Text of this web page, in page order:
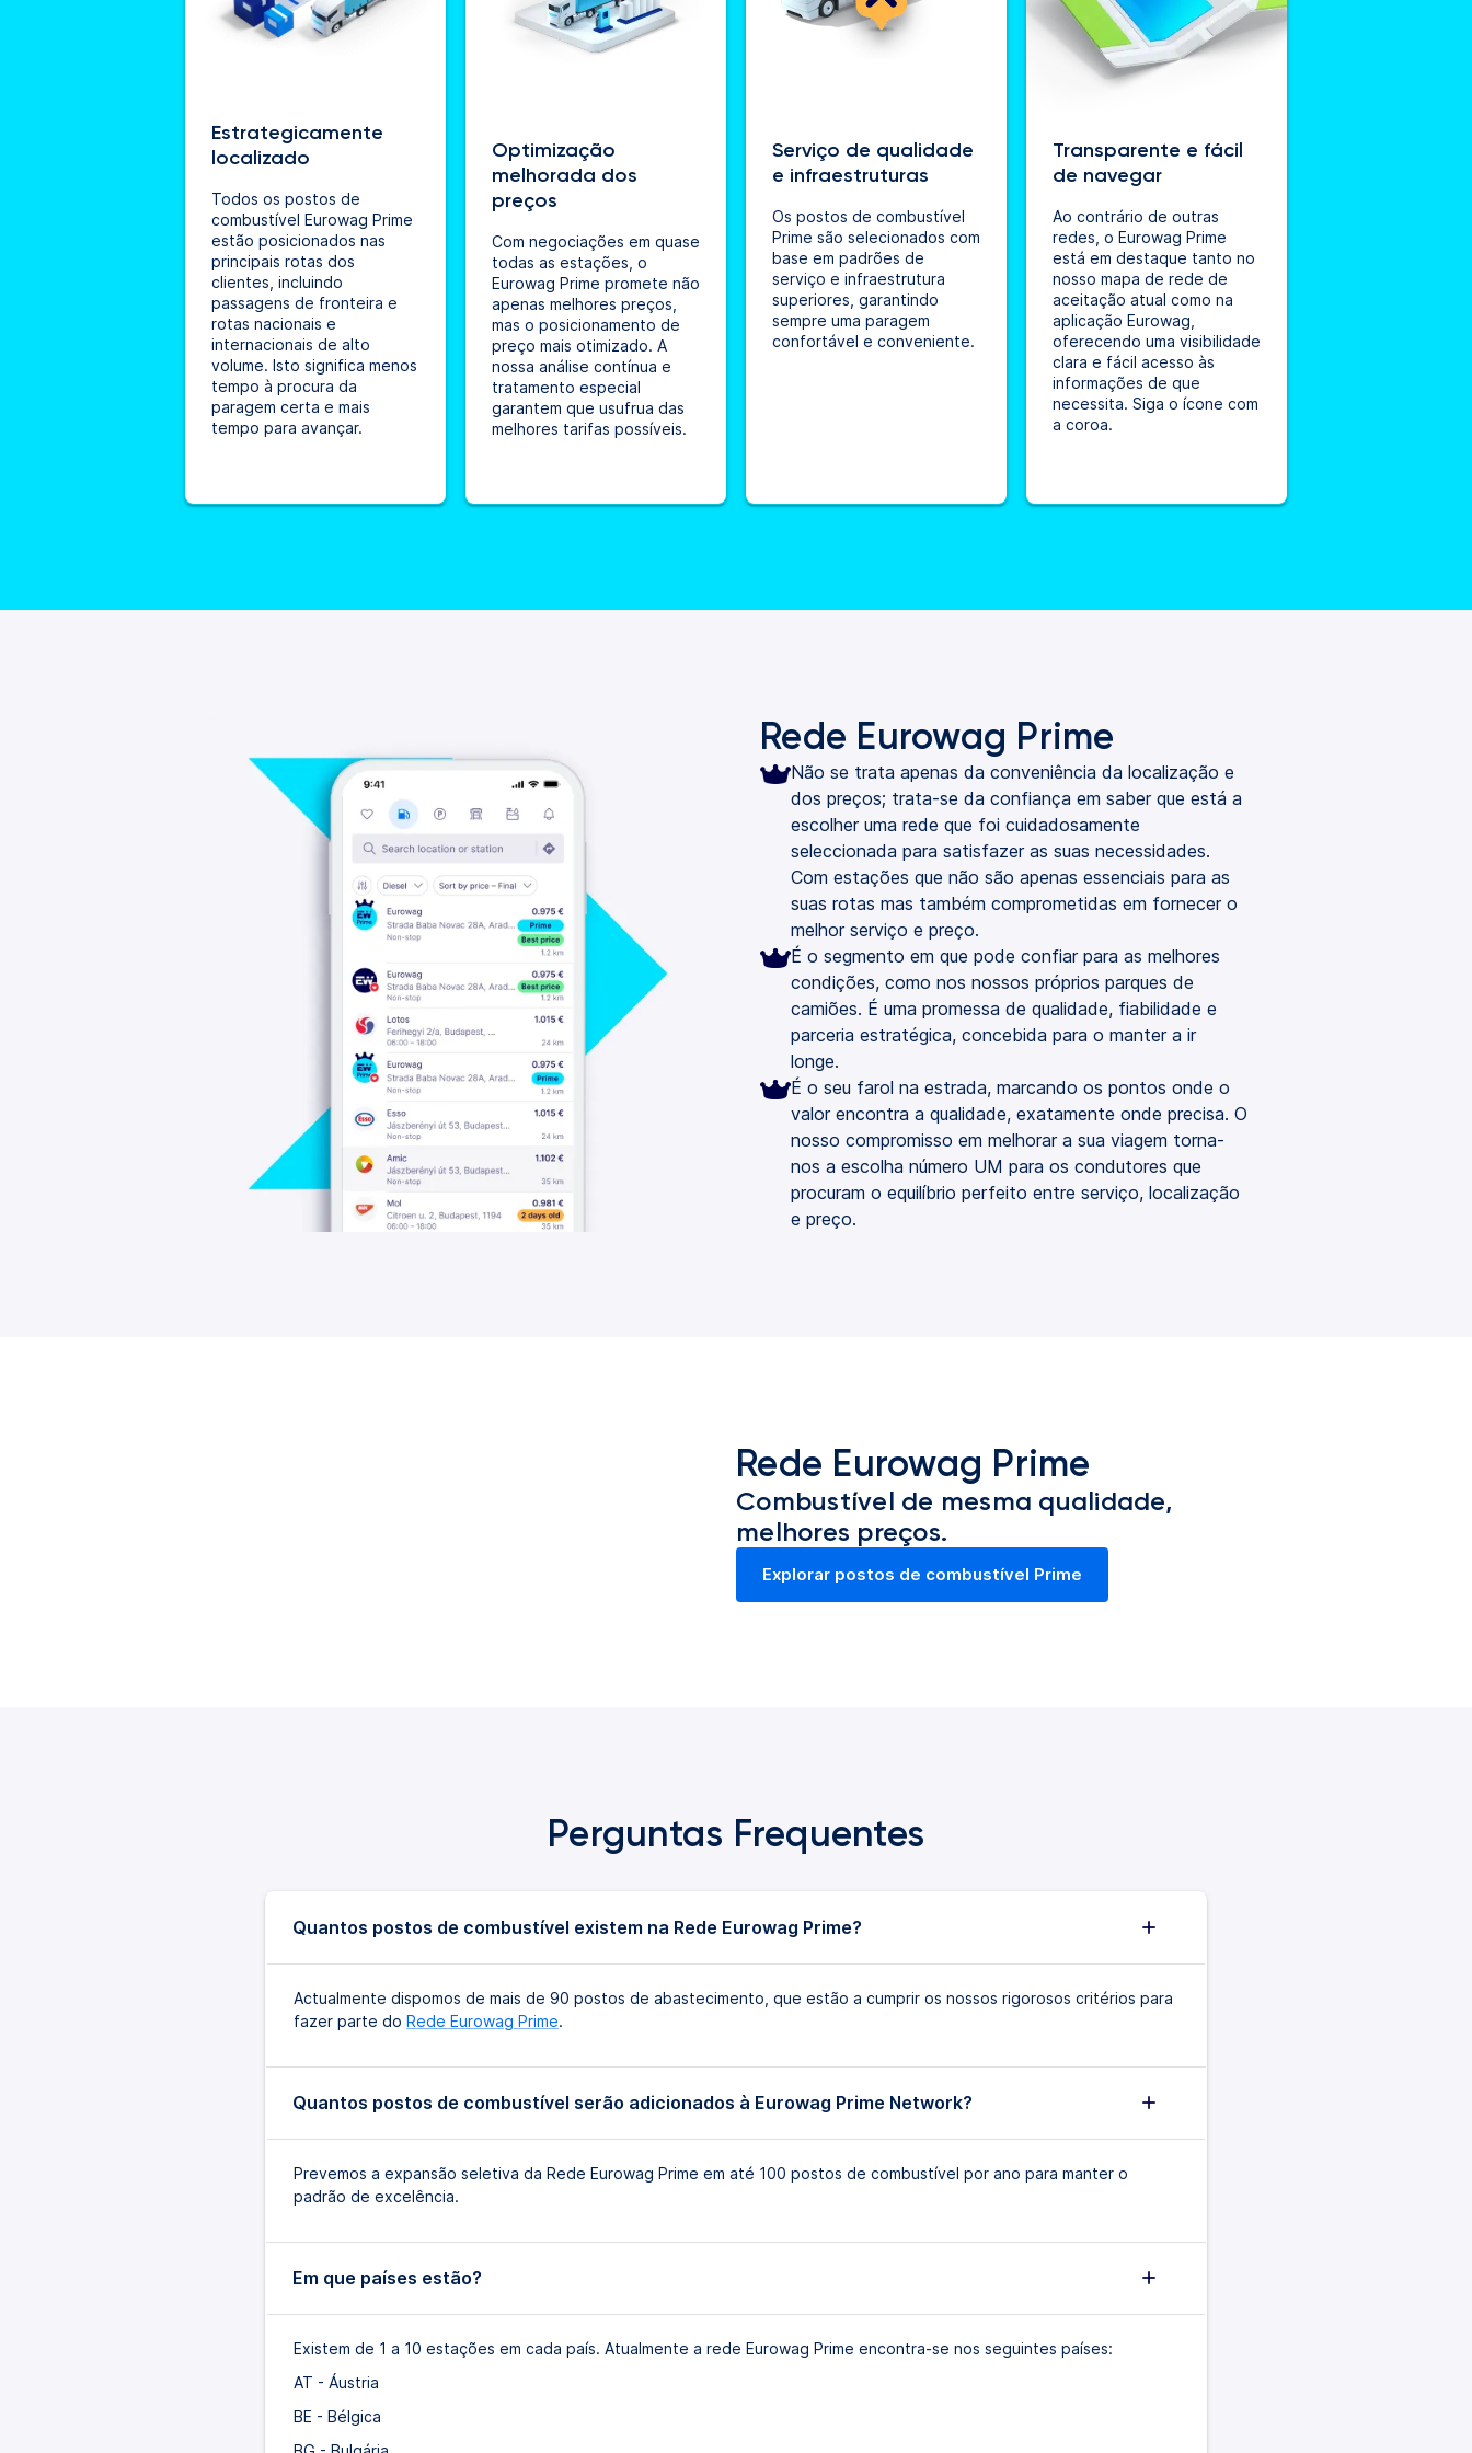
Estrategicamente
localizado
Todos os postos de
combustível Eurowag Prime
estão posicionados nas
principais rotas dos
clientes, incluindo
passagens de fronteira e
rotas nacionais e
internacionais de alto
volume. Isto significa menos
tempo à procura da
paragem certa e mais
tempo para avançar.
Optimização
melhorada dos
preços
Com negociações em quase
todas as estações, o
Eurowag Prime promete não
apenas melhores preços,
mas o posicionamento de
preço mais otimizado. A
nossa análise contínua e
tratamento especial
garantem que usufrua das
melhores tarifas possíveis.
Serviço de qualidade
e infraestruturas
Os postos de combustível
Prime são selecionados com
base em padrões de
serviço e infraestrutura
superiores, garantindo
sempre uma paragem
confortável e conveniente.
Transparente e fácil
de navegar
Ao contrário de outras
redes, o Eurowag Prime
está em destaque tanto no
nosso mapa de rede de
aceitação atual como na
aplicação Eurowag,
oferecendo uma visibilidade
clara e fácil acesso às
informações de que
necessita. Siga o ícone com
a coroa.
Rede Eurowag Prime
Não se trata apenas da conveniência da localização e
dos preços; trata-se da confiança em saber que está a
escolher uma rede que foi cuidadosamente
seleccionada para satisfazer as suas necessidades.
Com estações que não são apenas essenciais para as
suas rotas mas também comprometidas em fornecer o
melhor serviço e preço.
É o segmento em que pode confiar para as melhores
condições, como nos nossos próprios parques de
camiões. É uma promessa de qualidade, fiabilidade e
parceria estratégica, concebida para o manter a ir
longe.
É o seu farol na estrada, marcando os pontos onde o
valor encontra a qualidade, exatamente onde precisa. O
nosso compromisso em melhorar a sua viagem torna-
nos a escolha número UM para os condutores que
procuram o equilíbrio perfeito entre serviço, localização
e preço.
Rede Eurowag Prime
Combustível de mesma qualidade,
melhores preços.
Explorar postos de combustível Prime
Perguntas Frequentes
Quantos postos de combustível existem na Rede Eurowag Prime?
Actualmente dispomos de mais de 90 postos de abastecimento, que estão a cumprir os nossos rigorosos critérios para
fazer parte do Rede Eurowag Prime.
Quantos postos de combustível serão adicionados à Eurowag Prime Network?
Prevemos a expansão seletiva da Rede Eurowag Prime em até 100 postos de combustível por ano para manter o
padrão de excelência.
Em que países estão?
Existem de 1 a 10 estações em cada país. Atualmente a rede Eurowag Prime encontra-se nos seguintes países:
AT - Áustria
BE - Bélgica